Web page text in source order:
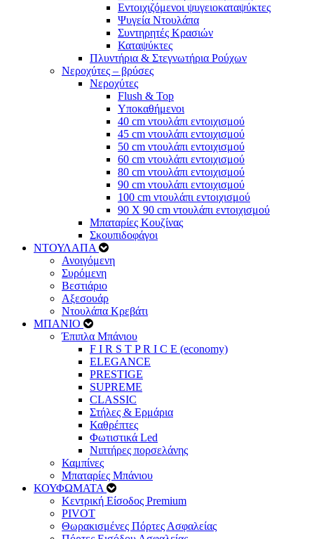
Εντοιχιζόμενοι ψυγειοκαταψύκτες
Ψυγεία Ντουλάπα
Συντηρητές Κρασιών
Καταψύκτες
Πλυντήρια & Στεγνωτήρια Ρούχων
Νεροχύτες – βρύσες
Νεροχύτες
Flush & Top
Υποκαθήμενοι
40 cm ντουλάπι εντοιχισμού
45 cm ντουλάπι εντοιχισμού
50 cm ντουλάπι εντοιχισμού
60 cm ντουλάπι εντοιχισμού
80 cm ντουλάπι εντοιχισμού
90 cm ντουλάπι εντοιχισμού
100 cm ντουλάπι εντοιχισμού
90 Χ 90 cm ντουλάπι εντοιχισμού
Μπαταρίες Κουζίνας
Σκουπιδοφάγοι
ΝΤΟΥΛΑΠΑ
Ανοιγόμενη
Συρόμενη
Βεστιάριο
Αξεσουάρ
Ντουλάπα Κρεβάτι
ΜΠΑΝΙΟ
Έπιπλα Μπάνιου
F I R S T P R I C E (economy)
ELEGANCE
PRESTIGE
SUPREME
CLASSIC
Στήλες & Ερμάρια
Καθρέπτες
Φωτιστικά Led
Νιπτήρες πορσελάνης
Καμπίνες
Μπαταρίες Μπάνιου
ΚΟΥΦΩΜΑΤΑ
Κεντρική Είσοδος Premium
PIVOT
Θωρακισμένες Πόρτες Ασφαλείας